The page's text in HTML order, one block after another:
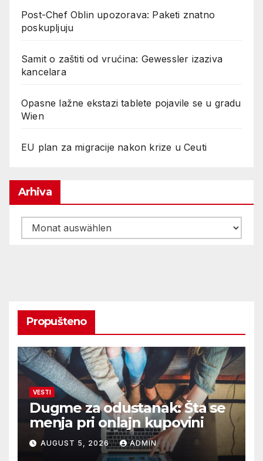
Post-Chef Oblin upozorava: Paketi znatno
poskupljuju
Samit o zaštiti od vrućina: Gewessler izaziva
kancelara
Opasne lažne ekstazi tablete pojavile se u gradu
Wien
EU plan za migracije nakon krize u Ceuti
Arhiva
Arhiva
Propušteno
VESTI
Dugme za odustanak: Šta se
menja pri onlajn kupovini
AUGUST 5, 2026 ADMIN